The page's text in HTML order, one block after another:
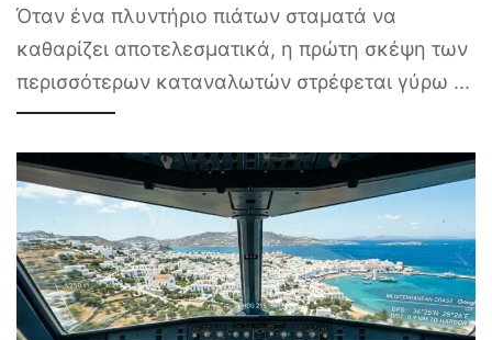
Όταν ένα πλυντήριο πιάτων σταματά να
καθαρίζει αποτελεσματικά, η πρώτη σκέψη των
περισσότερων καταναλωτών στρέφεται γύρω ...